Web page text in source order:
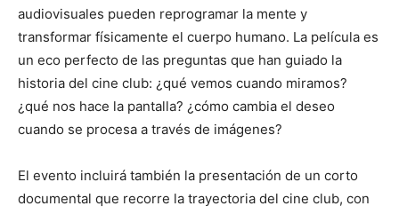
audiovisuales pueden reprogramar la mente y
transformar físicamente el cuerpo humano. La película es
un eco perfecto de las preguntas que han guiado la
historia del cine club: ¿qué vemos cuando miramos?
¿qué nos hace la pantalla? ¿cómo cambia el deseo
cuando se procesa a través de imágenes?
El evento incluirá también la presentación de un corto
documental que recorre la trayectoria del cine club, con